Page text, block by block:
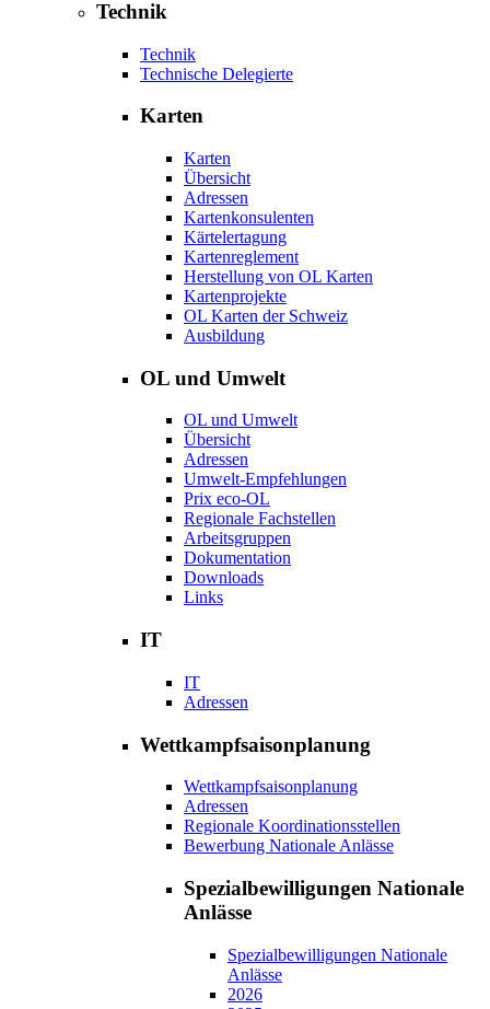
Technik
Technik
Technische Delegierte
Karten
Karten
Übersicht
Adressen
Kartenkonsulenten
Kärtelertagung
Kartenreglement
Herstellung von OL Karten
Kartenprojekte
OL Karten der Schweiz
Ausbildung
OL und Umwelt
OL und Umwelt
Übersicht
Adressen
Umwelt-Empfehlungen
Prix eco-OL
Regionale Fachstellen
Arbeitsgruppen
Dokumentation
Downloads
Links
IT
IT
Adressen
Wettkampfsaisonplanung
Wettkampfsaisonplanung
Adressen
Regionale Koordinationsstellen
Bewerbung Nationale Anlässe
Spezialbewilligungen Nationale
Anlässe
Spezialbewilligungen Nationale
Anlässe
2026